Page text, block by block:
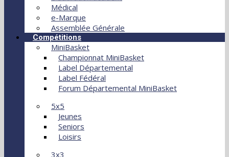
Médical
e-Marque
Assemblée Générale
Compétitions
MiniBasket
Championnat MiniBasket
Label Départemental
Label Fédéral
Forum Départemental MiniBasket
5x5
Jeunes
Seniors
Loisirs
3x3